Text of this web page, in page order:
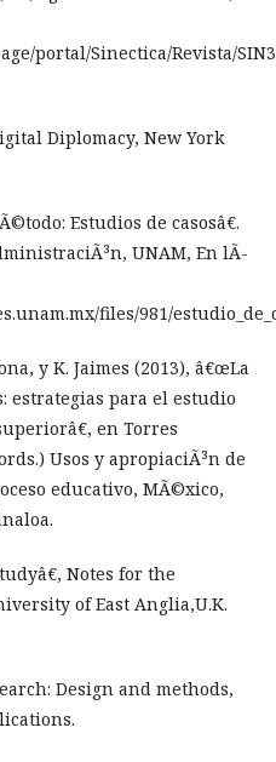
portal/Sinectica/Revista/
Diplomacy, New York
Estudios de casosâ€.
UNAM, En lÃ­
files/981/
y K. Jaimes (2013), â€œLa
estrategias para el estudio
en Torres
Usos y apropiaciÃ³n de
educativo, MÃ©xico,
Notes for the
of East Anglia,U.K.
Design and methods,